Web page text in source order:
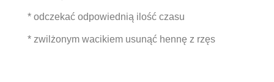
* odczekać odpowiednią ilość czasu
* zwilżonym wacikiem usunąć hennę z rzęs